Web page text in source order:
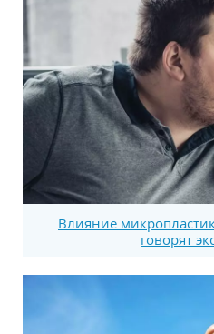
Влияние
говорят